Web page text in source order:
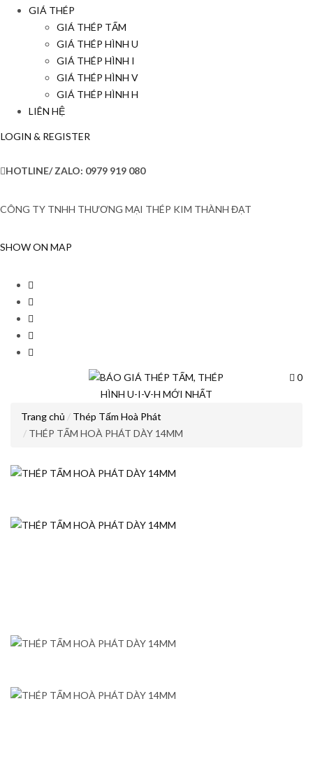
GIÁ THÉP
GIÁ THÉP TẤM
GIÁ THÉP HÌNH U
GIÁ THÉP HÌNH I
GIÁ THÉP HÌNH V
GIÁ THÉP HÌNH H
LIÊN HỆ
LOGIN & REGISTER
HOTLINE/ ZALO: 0979 919 080
CÔNG TY TNHH THƯƠNG MẠI THÉP KIM THÀNH ĐẠT
SHOW ON MAP
0
Trang chủ
Thép Tấm Hoà Phát
THÉP TẤM HOÀ PHÁT DÀY 14MM